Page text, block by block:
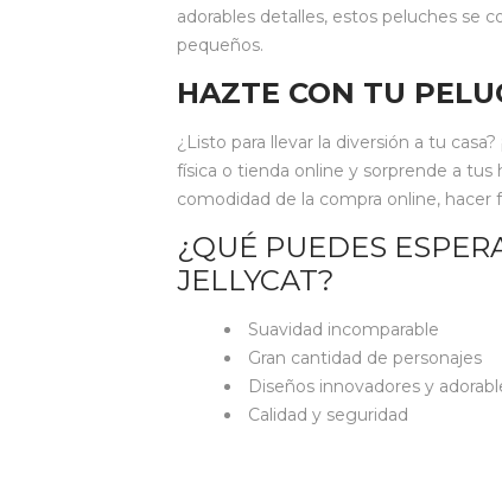
adorables detalles, estos peluches se
pequeños.
HAZTE CON TU
¿Listo para llevar la diversión a tu
física o tienda online y sorprende a tus
comodidad de la compra online, hacer
¿QUÉ PUEDES
JELLYCAT?
Suavidad incomparable
Gran cantidad de personajes
Diseños innovadores y
Calidad y seguridad